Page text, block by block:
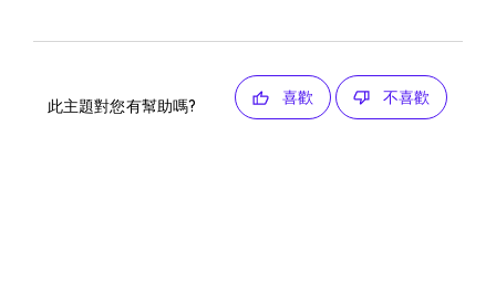
此主題對您有幫助嗎? 喜歡 不喜歡